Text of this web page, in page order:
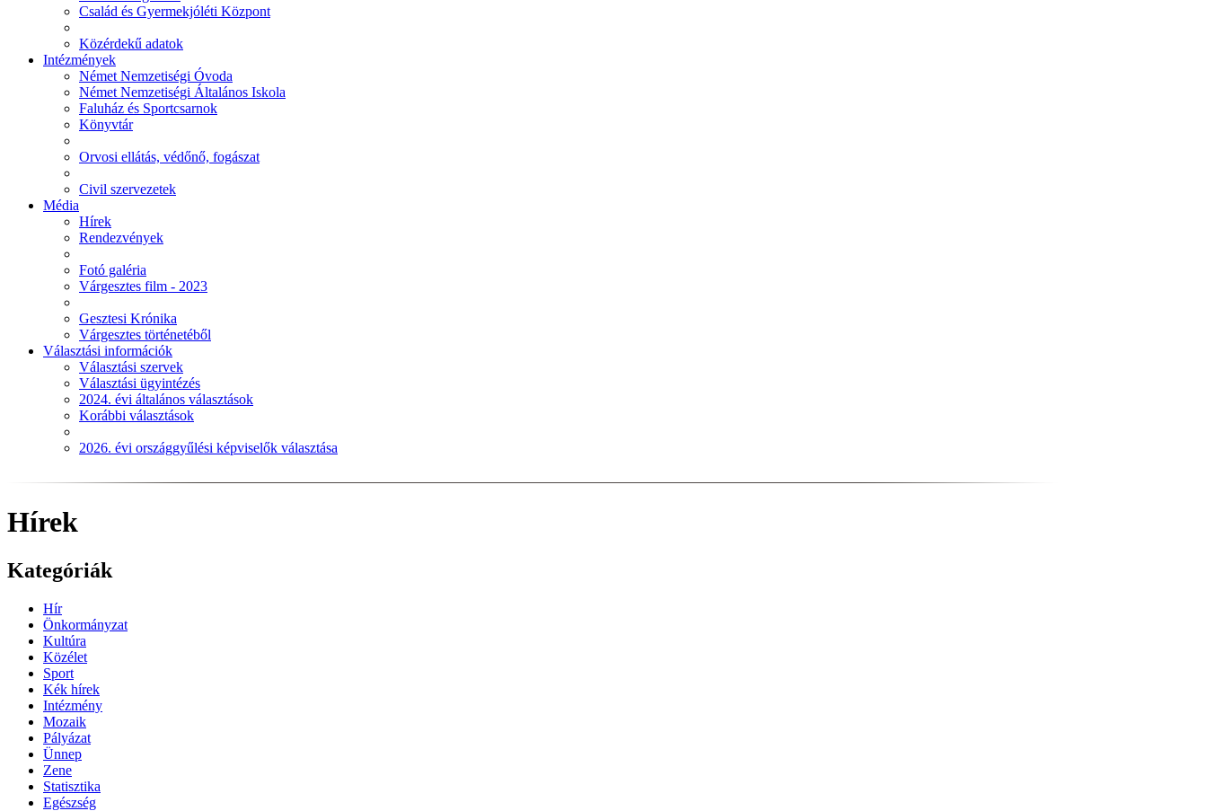
Család és Gyermekjóléti Központ
Közérdekű adatok
Intézmények
Német Nemzetiségi Óvoda
Német Nemzetiségi Általános Iskola
Faluház és Sportcsarnok
Könyvtár
Orvosi ellátás, védőnő, fogászat
Civil szervezetek
Média
Hírek
Rendezvények
Fotó galéria
Várgesztes film - 2023
Gesztesi Krónika
Várgesztes történetéből
Választási információk
Választási szervek
Választási ügyintézés
2024. évi általános választások
Korábbi választások
2026. évi országgyűlési képviselők választása
Hírek
Kategóriák
Hír
Önkormányzat
Kultúra
Közélet
Sport
Kék hírek
Intézmény
Mozaik
Pályázat
Ünnep
Zene
Statisztika
Egészség